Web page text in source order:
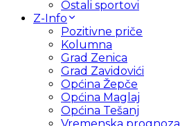
Ostali sportovi
Z-Info
Pozitivne priče
Kolumna
Grad Zenica
Grad Zavidovići
Općina Žepče
Općina Maglaj
Općina Tešanj